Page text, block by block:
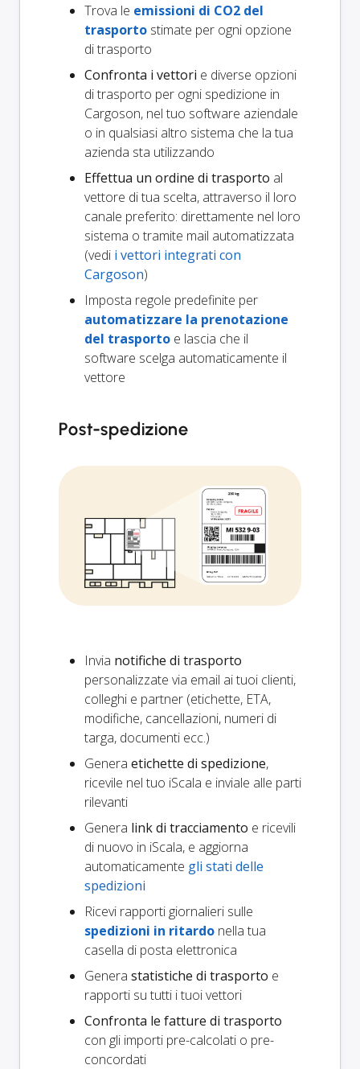
Trova le emissioni di CO2 del
trasporto stimate per ogni opzione
di trasporto
Confronta i vettori e diverse opzioni
di trasporto per ogni spedizione in
Cargoson, nel tuo software aziendale
o in qualsiasi altro sistema che la tua
azienda sta utilizzando
Effettua un ordine di trasporto al
vettore di tua scelta, attraverso il loro
canale preferito: direttamente nel loro
sistema o tramite mail automatizzata
(vedi i vettori integrati con
Cargoson)
Imposta regole predefinite per
automatizzare la prenotazione
del trasporto e lascia che il
software scelga automaticamente il
vettore
Post-spedizione
Invia notifiche di trasporto
personalizzate via email ai tuoi clienti,
colleghi e partner (etichette, ETA,
modifiche, cancellazioni, numeri di
targa, documenti ecc.)
Genera etichette di spedizione,
ricevile nel tuo iScala e inviale alle parti
rilevanti
Genera link di tracciamento e ricevili
di nuovo in iScala, e aggiorna
automaticamente gli stati delle
spedizioni
Ricevi rapporti giornalieri sulle
spedizioni in ritardo nella tua
casella di posta elettronica
Genera statistiche di trasporto e
rapporti su tutti i tuoi vettori
Confronta le fatture di trasporto
con gli importi pre-calcolati o pre-
concordati